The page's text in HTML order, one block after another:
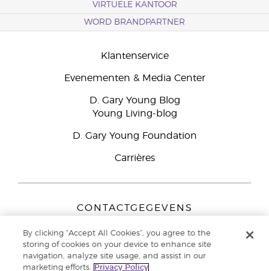
VIRTUELE KANTOOR
WORD BRANDPARTNER
Klantenservice
Evenementen & Media Center
D. Gary Young Blog
Young Living-blog
D. Gary Young Foundation
Carrières
CONTACTGEGEVENS
Peizerweg 97
9727 AJ Groningen
Nederland
By clicking “Accept All Cookies”, you agree to the
storing of cookies on your device to enhance site
navigation, analyze site usage, and assist in our
marketing efforts.
Privacy Policy